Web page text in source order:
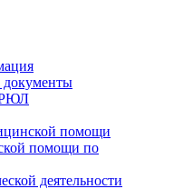
документы
помощи
помощи по
деятельности